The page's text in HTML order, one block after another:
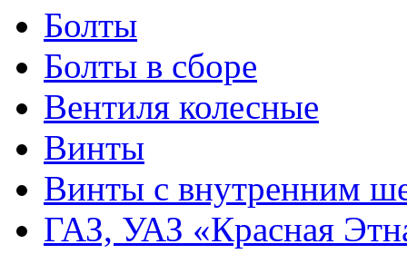
Болты
Болты в сборе
Вентиля колесные
Винты
Винты с внутренним
ГАЗ, УАЗ «Красная